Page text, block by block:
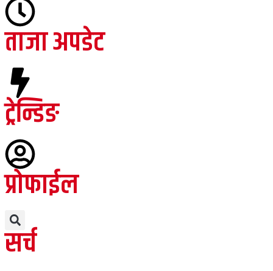
ताजा अपडेट
ट्रेन्डिङ
प्रोफाईल
सर्च